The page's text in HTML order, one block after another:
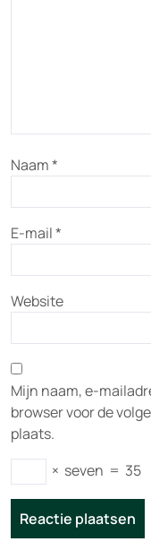
Naam*
E-mail*
Website
Mijn naam, e-
browser voor de
plaats.
× seven = 35